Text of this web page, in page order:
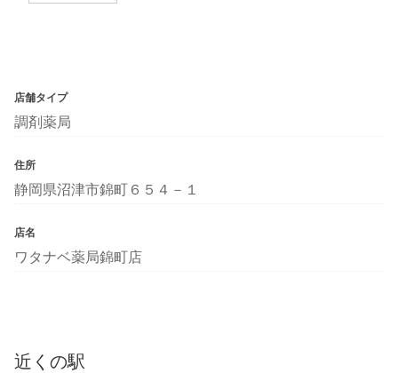
店舗タイプ
調剤薬局
住所
静岡県沼津市錦町６５４－１
店名
ワタナベ薬局錦町店
近くの駅